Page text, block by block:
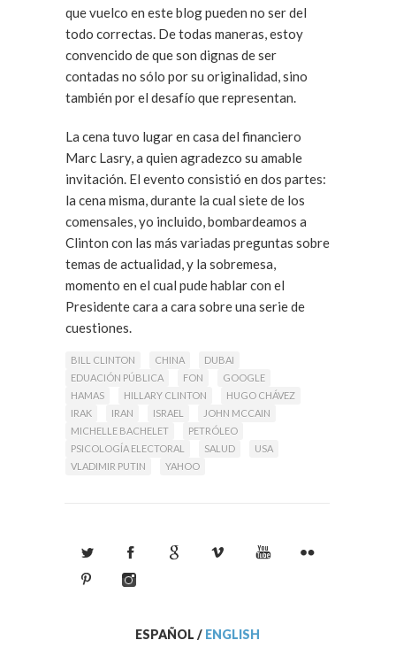
que vuelco en este blog pueden no ser del
todo correctas. De todas maneras, estoy
convencido de que son dignas de ser
contadas no sólo por su originalidad, sino
también por el desafío que representan.
La cena tuvo lugar en casa del financiero
Marc Lasry, a quien agradezco su amable
invitación. El evento consistió en dos partes:
la cena misma, durante la cual siete de los
comensales, yo incluido, bombardeamos a
Clinton con las más variadas preguntas sobre
temas de actualidad, y la sobremesa,
momento en el cual pude hablar con el
Presidente cara a cara sobre una serie de
cuestiones.
A continuación os relato, en resumen, los
temas de los que hablamos durante nuestra
charla de 3 horas.
Leer Más
BILL CLINTON CHINA
DUBAI
EDUACIÓN PÚBLICA
FON
GOOGLE
HAMAS
HILLARY CLINTON
HUGO CHÁVEZ
IRAK
IRAN ISRAEL
JOHN MCCAIN
MICHELLE BACHELET
PETRÓLEO
PSICOLOGÍA ELECTORAL
SALUD
USA
VLADIMIR PUTIN
YAHOO
ESPAÑOL / ENGLISH